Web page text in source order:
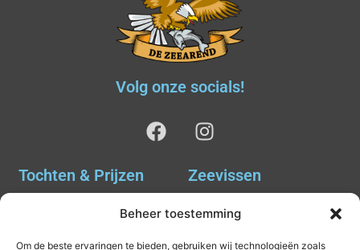
Beheer toestemming
Om de beste ervaringen te bieden, gebruiken wij technologieën zoals
Volg onze socials!
Tochten & Prijzen Zeevissen
Tochten & Prijzen